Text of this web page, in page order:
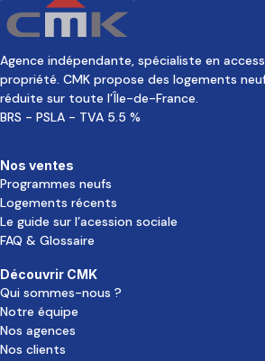
Agence indépendante, spécialiste en
propriété. CMK propose des logements
réduite sur toute l’Île-de-France.
BRS - PSLA - TVA 5.5 %
Nos ventes
Programmes neufs
Logements récents
Le guide sur l’acession sociale
FAQ & Glossaire
Découvrir CMK
Qui sommes-nous ?
Notre équipe
Nos agences
Nos clients